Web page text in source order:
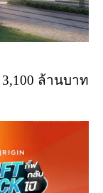
ล้านบาท